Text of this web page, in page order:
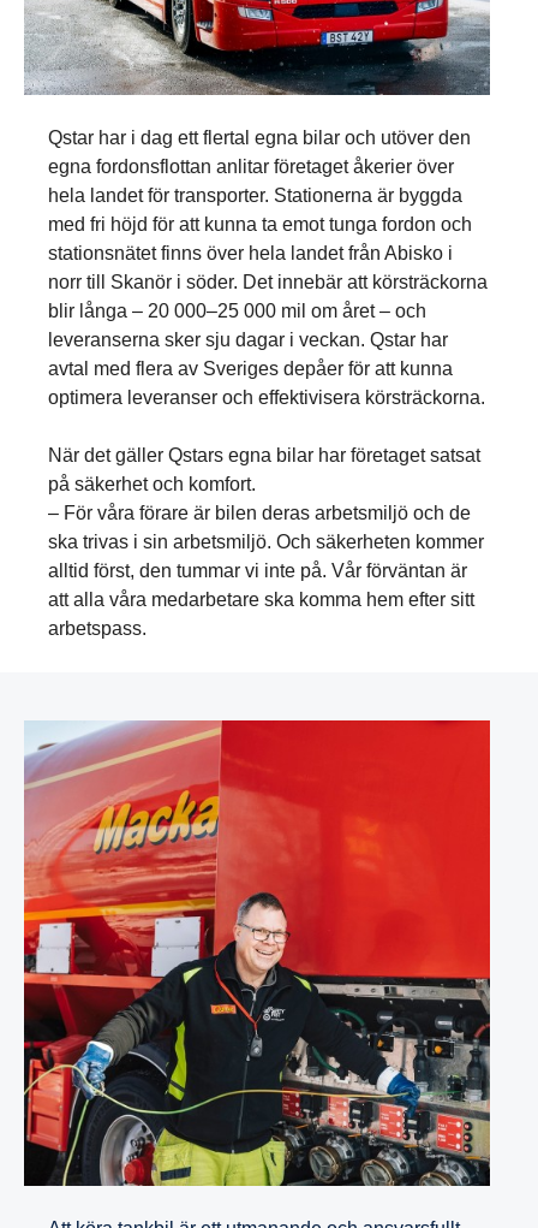
Qstar har i dag ett flertal egna bilar och utöver den
egna fordonsflottan anlitar företaget åkerier över
hela landet för transporter. Stationerna är byggda
med fri höjd för att kunna ta emot tunga fordon och
stations­nätet finns över hela landet från Abisko i
norr till Skanör i söder. Det innebär att körsträckorna
blir långa – 20 000–25 000 mil om året – och
leveranserna sker sju dagar i veckan. Qstar har
avtal med flera av Sveriges depåer för att kunna
optimera leveranser och effektivisera körsträckorna.
När det gäller Qstars egna bilar har företaget satsat
på säkerhet och komfort.
– För våra förare är bilen deras arbetsmiljö och de
ska trivas i sin arbetsmiljö. Och säkerheten kommer
alltid först, den tummar vi inte på. Vår förväntan är
att alla våra medarbetare ska komma hem efter sitt
arbetspass.